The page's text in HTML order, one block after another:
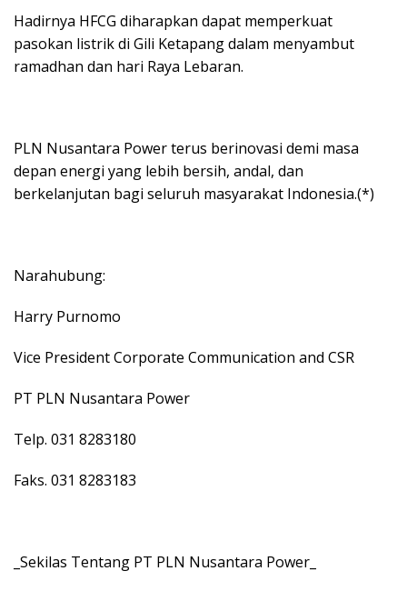
Hadirnya HFCG diharapkan dapat memperkuat
pasokan listrik di Gili Ketapang dalam menyambut
ramadhan dan hari Raya Lebaran.
PLN Nusantara Power terus berinovasi demi masa
depan energi yang lebih bersih, andal, dan
berkelanjutan bagi seluruh masyarakat Indonesia.(*)
Narahubung:
Harry Purnomo
Vice President Corporate Communication and CSR
PT PLN Nusantara Power
Telp. 031 8283180
Faks. 031 8283183
_Sekilas Tentang PT PLN Nusantara Power_